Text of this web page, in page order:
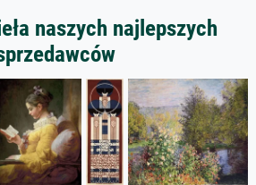
naszych najlepszych